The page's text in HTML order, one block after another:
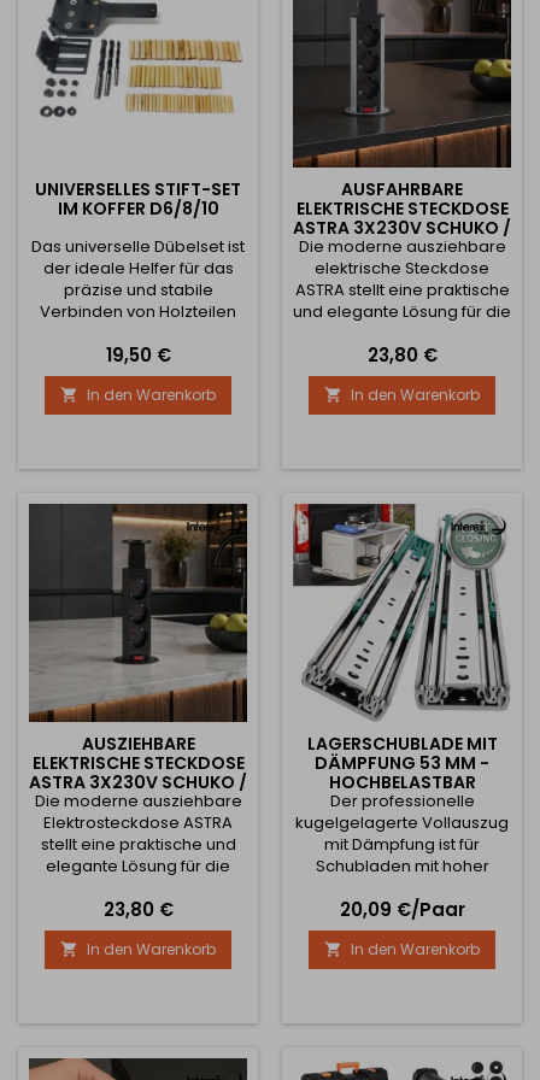
UNIVERSELLES STIFT-SET
IM KOFFER D6/8/10
Das universelle Dübelset ist
der ideale Helfer für das
präzise und stabile
Verbinden von Holzteilen
die Herstellung neuer
Möbel sowie die Reparatur
bestehender
Verbindungen und sorgt für
der Bohrungen und ein
ohne langwieriges
Ausmessen. Das Set enthält
alles, was Sie für die...
Preis
19,50 €
 In den Warenkorb
AUSFAHRBARE
ELEKTRISCHE STECKDOSE
ASTRA 3X230V SCHUKO /
ALUMINIUM
Die moderne ausziehbare
elektrische Steckdose
ASTRA stellt eine praktische
und elegante Lösung für die
Küchenarbeitsplatten,
Schreibtischen oder
Büroräumen dar. Nach
dem Drücken bleibt sie
verborgen und kann bei
herausgezogen werden.
Die schwarze Ausführung
verleiht der Steckdose ein
modernes...
Preis
23,80 €
 In den Warenkorb
AUSZIEHBARE
ELEKTRISCHE STECKDOSE
ASTRA 3X230V SCHUKO /
SCHWARZ
Die moderne ausziehbare
Elektrosteckdose ASTRA
stellt eine praktische und
elegante Lösung für die
Küchenarbeitsplatten,
Schreibtischen oder
Büroräumen dar. Nach
dem Drücken bleibt sie
verborgen und kann bei
herausgezogen werden.
Preis
23,80 €
 In den Warenkorb
LAGERSCHUBLADE MIT
DÄMPFUNG 53 MM -
HOCHBELASTBAR
Der professionelle
kugelgelagerte Vollauszug
mit Dämpfung ist für
Schubladen mit hoher
Länge konzipiert. Er ist die
ideale Lösung für
Werkstätten, Lager,
Technikräume,
Spezialprojekte, bei denen
Zuverlässigkeit und leises
Preis
20,09 €/Paar
 In den Warenkorb